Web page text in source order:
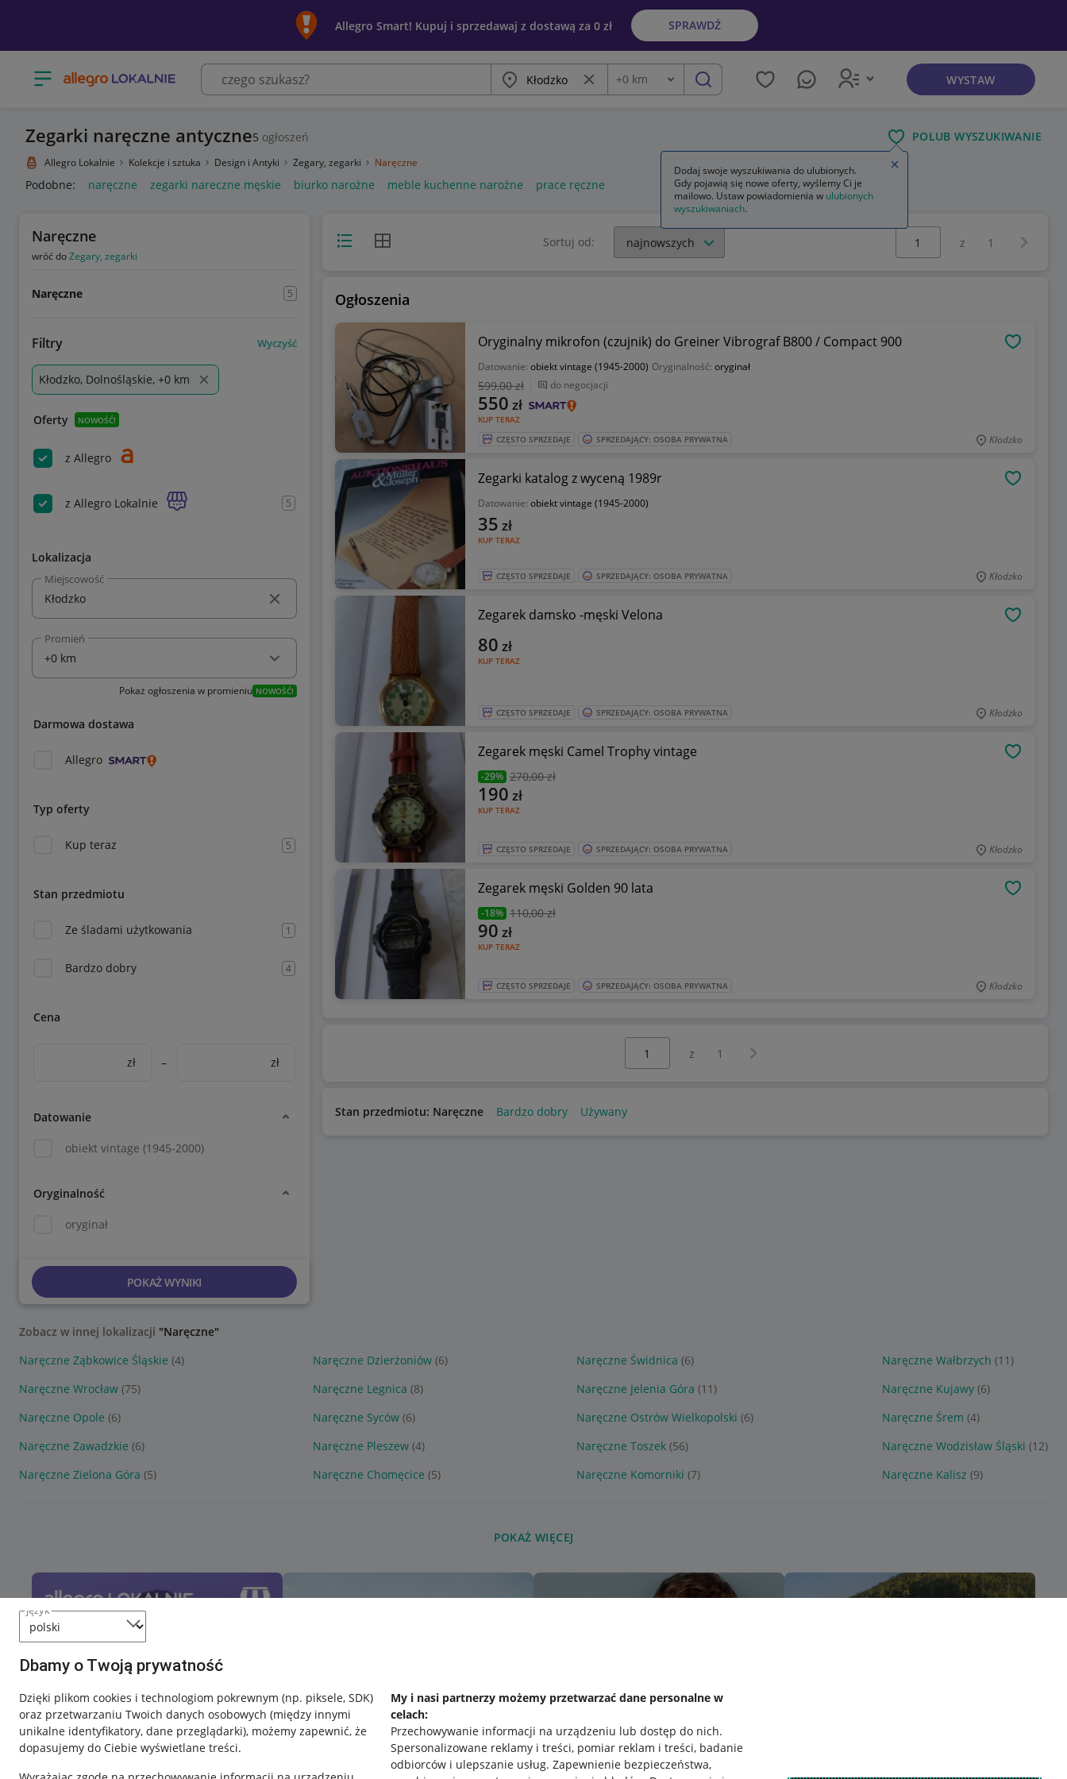
język
Dbamy o Twoją prywatność
Dzięki plikom cookies i technologiom pokrewnym (np. piksele, SDK)
oraz przetwarzaniu Twoich danych osobowych (między innymi
unikalne identyfikatory, dane przeglądarki), możemy zapewnić, że
dopasujemy do Ciebie wyświetlane treści.
My i nasi partnerzy możemy przetwarzać dane personalne w
celach:
Przechowywanie informacji na urządzeniu lub dostęp do nich.
Spersonalizowane reklamy i treści, pomiar reklam i treści, badanie
odbiorców i ulepszanie usług. Zapewnienie bezpieczeństwa,
Allegro Smart! Kupuj i sprzedawaj z dostawą za 0 zł SPRAWDŹ
Otwórz menu z kategoriami Miasto Wyczyść frazę
Odległość
+0 km szukaj WYSTAW
Zegarki naręczne antyczne5 ogłoszeń POLUB WYSZUKIWANIE
Allegro Lokalnie Kolekcje i sztuka Design i Antyki Zegary, zegarki Naręczne
Podobne: naręczne zegarki nareczne męskie biurko narożne meble kuchenne narożne prace ręczne
Naręczne
wróć doZegary, zegarki
Naręczne 5
Filtry Wyczyść
Kłodzko, Dolnośląskie, +0 km
Oferty NOWOŚĆ!
z Allegro
z Allegro Lokalnie 5
Lokalizacja
Miejscowość
Promień
Pokaż ogłoszenia w promieniu NOWOŚĆ!
Darmowa dostawa
Allegro
Typ oferty
Kup teraz 5
Stan przedmiotu
Ze śladami użytkowania 1
Bardzo dobry 4
Cena
zł – zł
Datowanie
obiekt vintage (1945-2000)
Oryginalność
oryginał
POKAŻ WYNIKI
Widok listyWidok siatki Sortuj od:
Wybierz stronę:
z 1
Ogłoszenia
Oryginalny mikrofon (czujnik) do Greiner Vibrograf B800 / Compact 900
Datowanie: obiekt vintage (1945-2000) Oryginalność: oryginał
599,00 zł do negocjacji
KUP TERAZ
550 zł
CZĘSTO SPRZEDAJE SPRZEDAJĄCY: OSOBA PRYWATNA Kłodzko
Zegarki katalog z wyceną 1989r
Datowanie: obiekt vintage (1945-2000)
KUP TERAZ
35 zł
CZĘSTO SPRZEDAJE SPRZEDAJĄCY: OSOBA PRYWATNA Kłodzko
Zegarek damsko -męski Velona
KUP TERAZ
80 zł
CZĘSTO SPRZEDAJE SPRZEDAJĄCY: OSOBA PRYWATNA Kłodzko
Zegarek męski Camel Trophy vintage
-29% 270,00 zł
KUP TERAZ
190 zł
CZĘSTO SPRZEDAJE SPRZEDAJĄCY: OSOBA PRYWATNA Kłodzko
Zegarek męski Golden 90 lata
-18% 110,00 zł
KUP TERAZ
90 zł
CZĘSTO SPRZEDAJE SPRZEDAJĄCY: OSOBA PRYWATNA Kłodzko
z 1 Następna strona
Stan przedmiotu: Naręczne Bardzo dobry Używany
Zobacz w innej lokalizacji "Naręczne"
Naręczne Ząbkowice Śląskie (4) Naręczne Dzierżoniów (6) Naręczne Świdnica (6) Naręczne Wałbrzych (11)
Naręczne Wrocław (75) Naręczne Legnica (8) Naręczne Jelenia Góra (11) Naręczne Kujawy (6)
Naręczne Opole (6) Naręczne Syców (6) Naręczne Ostrów Wielkopolski (6) Naręczne Śrem (4)
Naręczne Zawadzkie (6) Naręczne Pleszew (4) Naręczne Toszek (56) Naręczne Wodzisław Śląski (12)
Naręczne Zielona Góra (5) Naręczne Chomęcice (5) Naręczne Komorniki (7) Naręczne Kalisz (9)
POKAŻ WIĘCEJ
Dodaj swoje wyszukiwania do ulubionych.
Gdy pojawią się nowe oferty, wyślemy Ci je
mailowo. Ustaw powiadomienia w ulubionych
wyszukiwaniach.
Zamknij wskazówkę